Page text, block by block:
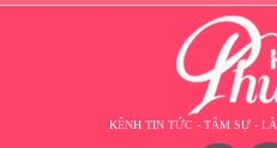
KÊNH TIN TỨC - TÂM SỰ -